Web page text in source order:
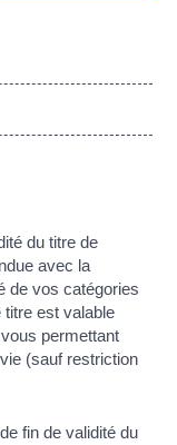
du titre de
avec la
de vos catégories
est valable
permettant
(sauf restriction
fin de validité du